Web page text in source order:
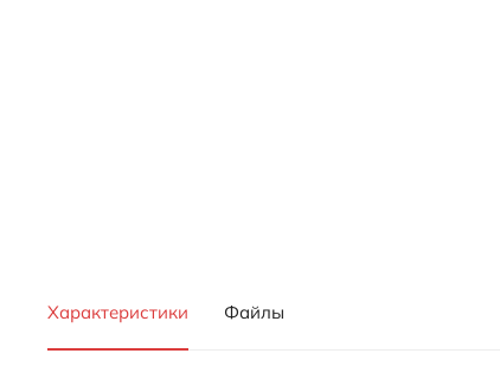
Характеристики Файлы